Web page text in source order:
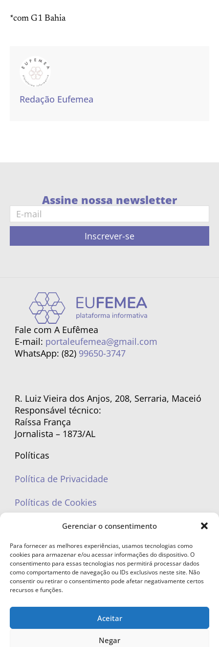
Gerenciar o consentimento
Para fornecer as melhores experiências, usamos tecnologias como
cookies para armazenar e/ou acessar informações do dispositivo. O
consentimento para essas tecnologias nos permitirá processar dados
como comportamento de navegação ou IDs exclusivos neste site. Não
consentir ou retirar o consentimento pode afetar negativamente certos
recursos e funções.
Aceitar
Negar
*com G1 Bahia
Redação Eufemea
Assine nossa newsletter
Inscrever-se
Fale com A Eufêmea
E-mail: portaleufemea@gmail.com
WhatsApp: (82) 99650-3747
R. Luiz Vieira dos Anjos, 208, Serraria, Maceió
Responsável técnico:
Raíssa França
Jornalista – 1873/AL
Políticas
Política de Privacidade
Políticas de Cookies
portaleufemea@gmail.com
© Copyright 2023 - Todos os direitos reservados. Proibida cópia total ou
parcial sem autorização.